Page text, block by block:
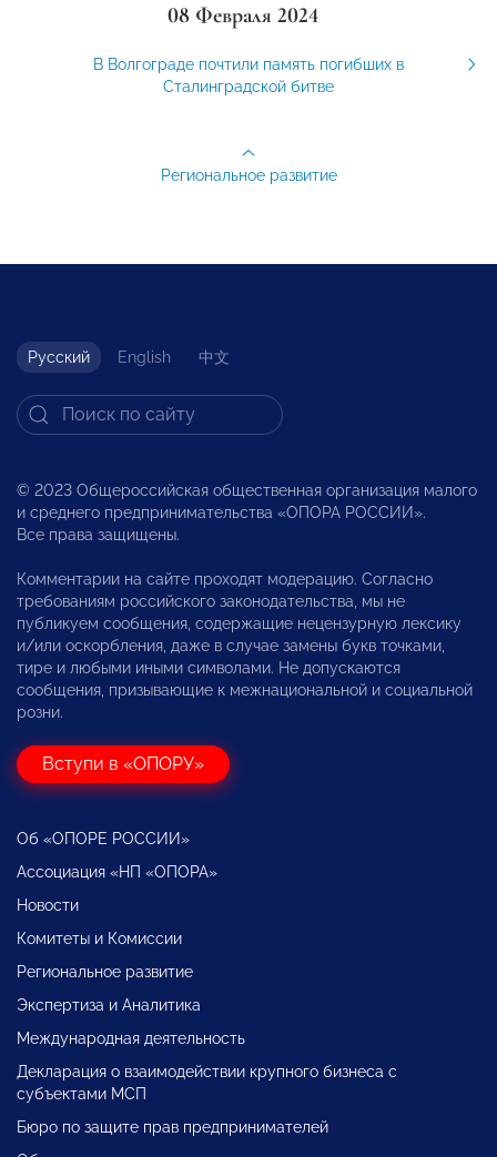
08 Февраля 2024
В Волгограде почтили память погибших в
Сталинградской битве
Региональное развитие
Русский English 中文
© 2023 Общероссийская общественная организация малого
и среднего предпринимательства «ОПОРА РОССИИ».
Все права защищены.
Комментарии на сайте проходят модерацию. Согласно
требованиям российского законодательства, мы не
публикуем сообщения, содержащие нецензурную лексику
и/или оскорбления, даже в случае замены букв точками,
тире и любыми иными символами. Не допускаются
сообщения, призывающие к межнациональной и социальной
розни.
Вступи в «ОПОРУ»
Об «ОПОРЕ РОССИИ»
Ассоциация «НП «ОПОРА»
Новости
Комитеты и Комиссии
Региональное развитие
Экспертиза и Аналитика
Международная деятельность
Декларация о взаимодействии крупного бизнеса с
субъектами МСП
Бюро по защите прав предпринимателей